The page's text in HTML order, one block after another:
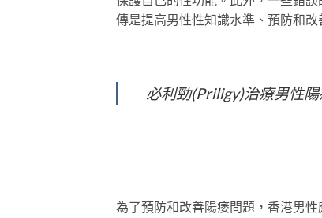
傳是提高男性性知識水準、預防和改
必利勁(Priligy)治療男性
為了預防和改善陽痿問題，香港男